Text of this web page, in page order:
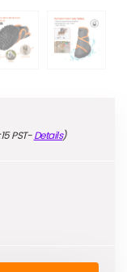
PST-Details)